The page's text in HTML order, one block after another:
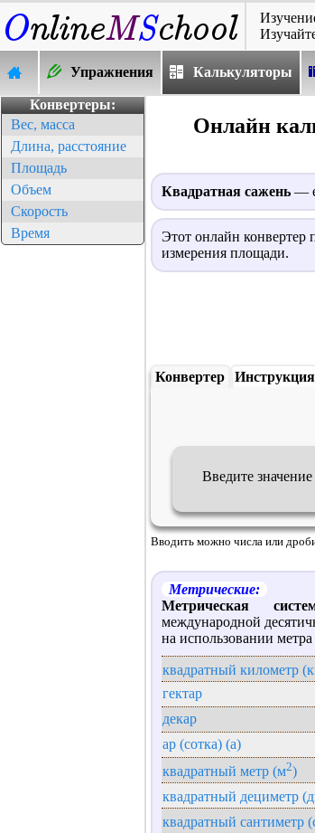
Упражнения Калькуляторы
Конвертеры:
Вес, масса
Длина, расстояние
Площадь
Объем
Скорость
Время
Онлайн
Квадратная сажень —
Этот онлайн конвертер
измерения площади.
Конвертер Инструкция
Введите
Вводить можно числа или
Метрические:
Метрическая
международной
на использовании
квадратный километр
гектар
декар
ар (сотка) (a)
квадратный метр (м2)
квадратный дециметр
квадратный сантиметр